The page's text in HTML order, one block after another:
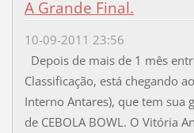
A Grande Final.
10-09-2011 23:56
Depois de mais de 1 mês
Classificação, está chegando
Interno Antares), que tem sua
de CEBOLA BOWL. O Vitória